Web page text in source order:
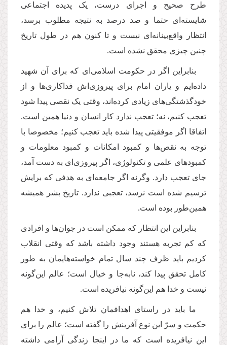
طرح صحیح و اجرای درست، یک پدیده اجتماعی
شایسته‌ای حتما و صد درصد به نتیجه مطلوب برسد،
انتظار واقع‌بینانه‌ای نیست و تا کنون هم در طول تاریخ
چنین چیزی محقق نشده است.
بنابراین اگر در حکومت اسلامی‌ای که برای آن شهید
داده‌ایم و یاران‌ امام برای پیروزی‌اش فداکاری‌ها و از
خودگذشتگی‌های زیادی کرده‌اند، وقتی یک نقصی پیدا شود
تعجب کنیم، نه؛ تعجب ندارد کار انسان و دنیا همین است.
اتفاقا اگر موفقیتی پیدا شده باید تعجب کنیم؛ مخصوصا با
توجه به نقص‌ها و کمبود ‌امکانات و کمبود معلومات و
کمبودهای علمی و تکنولوژی، اگر پیروزی‌ای به دست آمد،
جای تعجب دارد. وگرنه اگر جامعه‌ای به هدفی که برایش
ترسیم شده است نرسد، تعجبی ندارد. تاریخ بشر همیشه
همین‌طور بوده است.
بنابراین این انتظار که ممکن است در جوان‌ها و افرادی
که کم تجربه هستند وجود داشته باشد که وقتی انقلاب
کردیم باید ظرف چند سال تمام خواسته‌هایمان به طور
کامل تحقق پیدا کند، نابه‌جا و خیال است؛ عالم این‌گونه
نیست و خدا هم این‌گونه نیافریده است.
ما باید در راستای اهدافمان تلاش کنیم، و خدا هم
حکمت و سرّ این نوع آفرینش را گفته است؛ عالم را برای
این نیافریده است که ما در اینجا زندگی آرامی داشته